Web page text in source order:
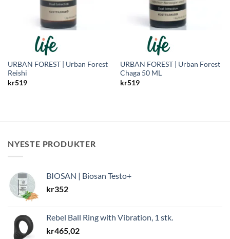
URBAN FOREST | Urban Forest
Reishi
kr519
URBAN FOREST | Urban Forest
Chaga 50 ML
kr519
NYESTE PRODUKTER
BIOSAN | Biosan Testo+
kr352
Rebel Ball Ring with Vibration, 1 stk.
kr465,02